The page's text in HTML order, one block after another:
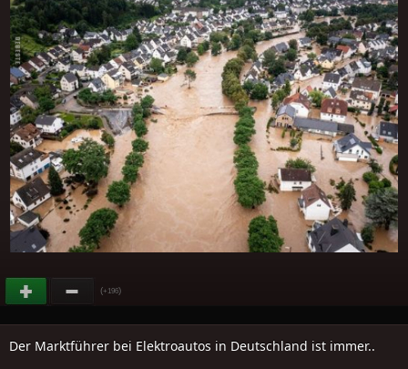
(+196)
Der Marktführer bei Elektroautos in Deutschland ist immer..